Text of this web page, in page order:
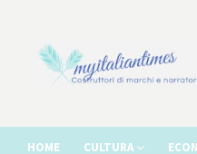
HOME CULTURA